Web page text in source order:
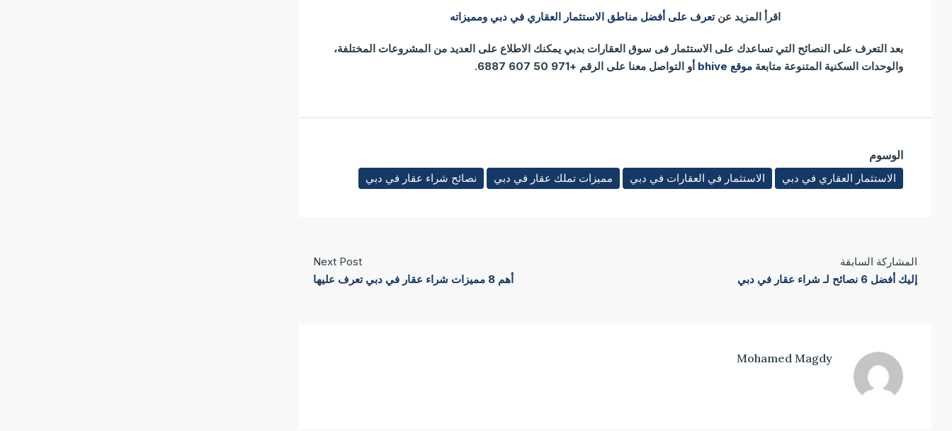
اقرأ المزيد عنتعرف على أفضل مناطق الاستثمار العقاري في دبي ومميزاته
بعد التعرف على النصائح التي تساعدك على الاستثمار فى سوق العقارات بدبي يمكنك الاطلاع على العديد من المشروعات المختلفة،
والوحدات السكنية المتنوعة متابعة موقع bhive أو التواصل معنا على الرقم +971 50 607 6887.
الوسوم
الاستثمار العقاري في دبي الاستثمار في العقارات في دبي مميزات تملك عقار في دبي نصائح شراء عقار في دبي
المشاركة السابقة
إليك أفضل 6 نصائح لـ شراء عقار في دبي
Next Post
أهم 8 مميزات شراء عقار في دبي تعرف عليها
Mohamed Magdy